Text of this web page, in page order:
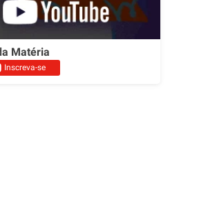
Matéria
Inscreva-se